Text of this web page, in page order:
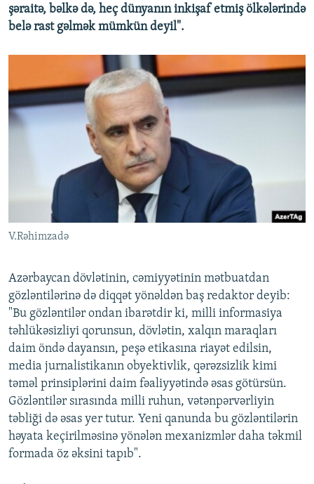
şəraitə, bəlkə də, heç dünyanın inkişaf etmiş ölkələrində
belə rast gəlmək mümkün deyil".
V.Rəhimzadə
Azərbaycan dövlətinin, cəmiyyətinin mətbuatdan
gözləntilərinə də diqqət yönəldən baş redaktor deyib:
"Bu gözləntilər ondan ibarətdir ki, milli informasiya
təhlükəsizliyi qorunsun, dövlətin, xalqın maraqları
daim öndə dayansın, peşə etikasına riayət edilsin,
media jurnalistikanın obyektivlik, qərəzsizlik kimi
təməl prinsiplərini daim fəaliyyətində əsas götürsün.
Gözləntilər sırasında milli ruhun, vətənpərvərliyin
təbliği də əsas yer tutur. Yeni qanunda bu gözləntilərin
həyata keçirilməsinə yönələn mexanizmlər daha təkmil
formada öz əksini tapıb".